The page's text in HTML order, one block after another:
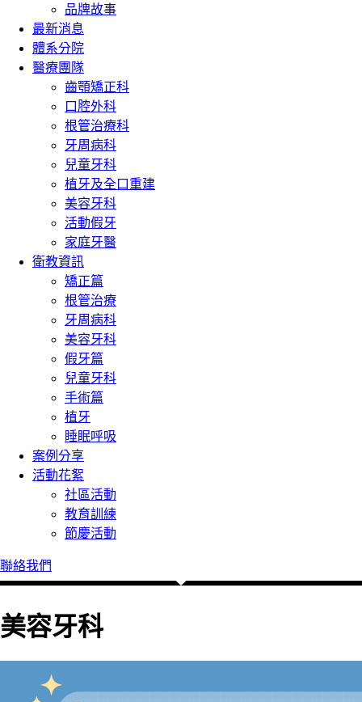
品牌故事
最新消息
體系分院
醫療團隊
齒顎矯正科
口腔外科
根管治療科
牙周病科
兒童牙科
植牙及全口重建
美容牙科
活動假牙
家庭牙醫
衛教資訊
矯正篇
根管治療
牙周病科
美容牙科
假牙篇
兒童牙科
手術篇
植牙
睡眠呼吸
案例分享
活動花絮
社區活動
教育訓練
節慶活動
聯絡我們
美容牙科